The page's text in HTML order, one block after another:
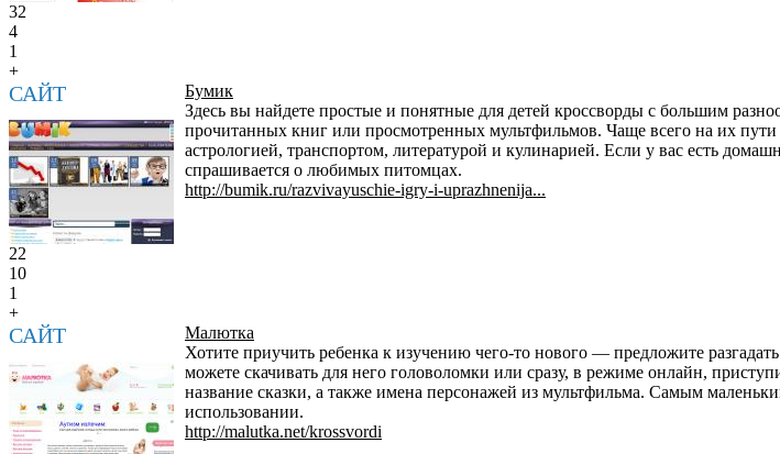
32
4
1
+
САЙТ
Бумик
Здесь вы найдете простые и понятные для детей кроссворды с большим
прочитанных книг или просмотренных мультфильмов. Чаще всего на их пути
астрологией, транспортом, литературой и кулинарией. Если у вас есть
спрашивается о любимых питомцах.
http://bumik.ru/razvivayuschie-igry-i-uprazhnenija...
22
10
1
+
САЙТ
Малютка
Хотите приучить ребенка к изучению чего-то нового — предложите
можете скачивать для него головоломки или сразу, в режиме онлайн,
название сказки, а также имена персонажей из мультфильма. Самым
использовании.
http://malutka.net/krossvordi